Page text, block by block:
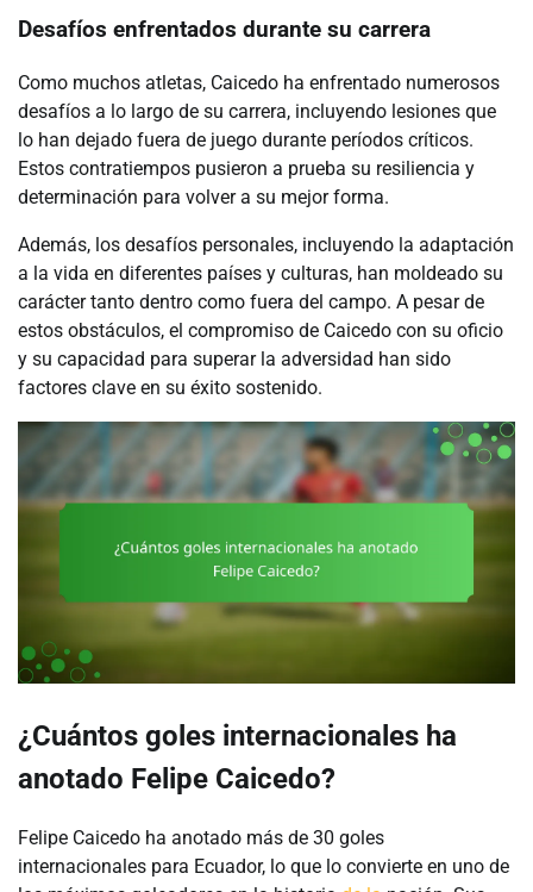
Desafíos enfrentados durante su carrera
Como muchos atletas, Caicedo ha enfrentado numerosos
desafíos a lo largo de su carrera, incluyendo lesiones que
lo han dejado fuera de juego durante períodos críticos.
Estos contratiempos pusieron a prueba su resiliencia y
determinación para volver a su mejor forma.
Además, los desafíos personales, incluyendo la adaptación
a la vida en diferentes países y culturas, han moldeado su
carácter tanto dentro como fuera del campo. A pesar de
estos obstáculos, el compromiso de Caicedo con su oficio
y su capacidad para superar la adversidad han sido
factores clave en su éxito sostenido.
¿Cuántos goles internacionales ha
anotado Felipe Caicedo?
Felipe Caicedo ha anotado más de 30 goles
internacionales para Ecuador, lo que lo convierte en uno de